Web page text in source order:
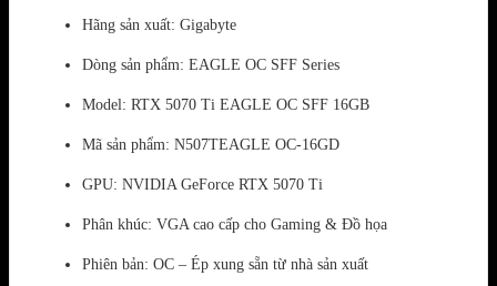
Hãng sản xuất: Gigabyte
Dòng sản phẩm: EAGLE OC SFF Series
Model: RTX 5070 Ti EAGLE OC SFF 16GB
Mã sản phẩm: N507TEAGLE OC-16GD
GPU: NVIDIA GeForce RTX 5070 Ti
Phân khúc: VGA cao cấp cho Gaming & Đồ họa
Phiên bản: OC – Ép xung sẵn từ nhà sản xuất